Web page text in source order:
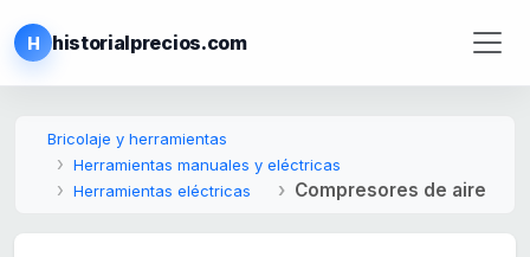
H historialprecios.com
Bricolaje y herramientas
Herramientas manuales y eléctricas
Herramientas eléctricas
Compresores de aire